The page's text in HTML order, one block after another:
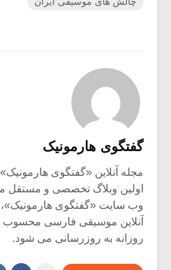
گفتگوی هارمونیک
اولین وبلاگ تخصصی و مستقل
وب سایت «گفتگوی هارمونیک»،
آنلاین موسیقی فارسی
روزانه به روزرسانی می شود.